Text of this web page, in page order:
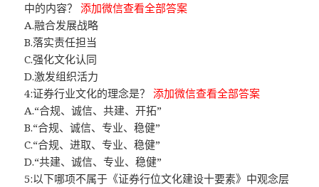
中的内容？添加微信查看全部答案
A.融合发展战略
B.落实责任担当
C.强化文化认同
D.激发组织活力
4:证券行业文化的理念是？添加微信查看全部答案
A.“合规、诚信、共建、开拓”
B.“合规、诚信、专业、稳健”
C.“合规、进取、专业、稳健”
D.“共建、诚信、专业、稳健”
5:以下哪项不属于《证券行位文化建设十要素》中观念层